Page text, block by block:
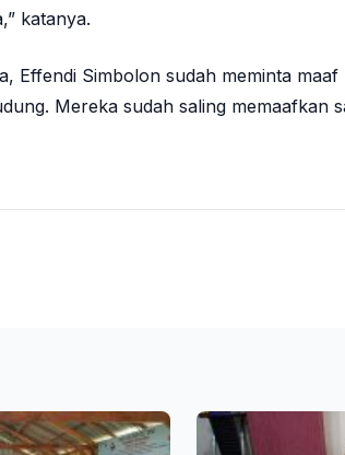
katanya.
Effendi Simbolon sudah meminta
Mereka sudah saling memaafkan